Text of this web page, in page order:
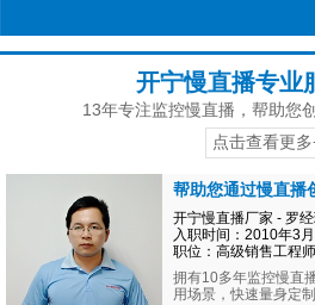
开宁慢直播专业
13年专注监控慢直播，帮助您
点击查看更
帮助您通过慢直播
开宁慢直播厂家 - 罗
入职时间：2010年3月
职位：高级销售工程师
拥有10多年监控慢直
用场景，快速量身定